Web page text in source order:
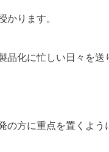
かります。
化に忙しい日々を送
の方に重点を置くよ